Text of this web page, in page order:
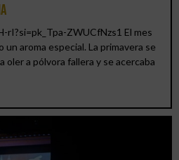
ZWUCfNzs1 El mes
aroma especial. La primavera se
oler a pólvora fallera y se acercaba